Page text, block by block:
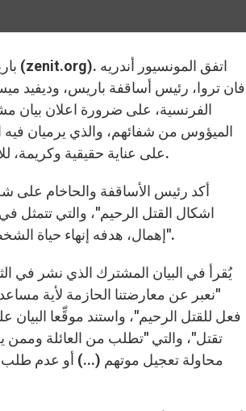
فان تروا، رئيس أساقفة باريس، وديفيد
الفرنسية، على ضرورة اعلان بيان
الميؤوس من شفائهم، والذي يرميان
على عناية حقيقية وكريمة، للأشخاص المحتضرين.
أكد رئيس الأساقفة والحاخام على
اشكال القتل الرحيم"، والتي
إهمال، هدفه إنهاء حياة الشخص لوضع حد لمعاناته".
"نعبر عن معارضتنا الحازمة لأية
فعل للقتل الرحيم"، واستند موقِّعا البيان
تقتل"، والتي "تطلب من العائلة وممن
محاولة تعجيل موتهم (...) أو عدم طلب